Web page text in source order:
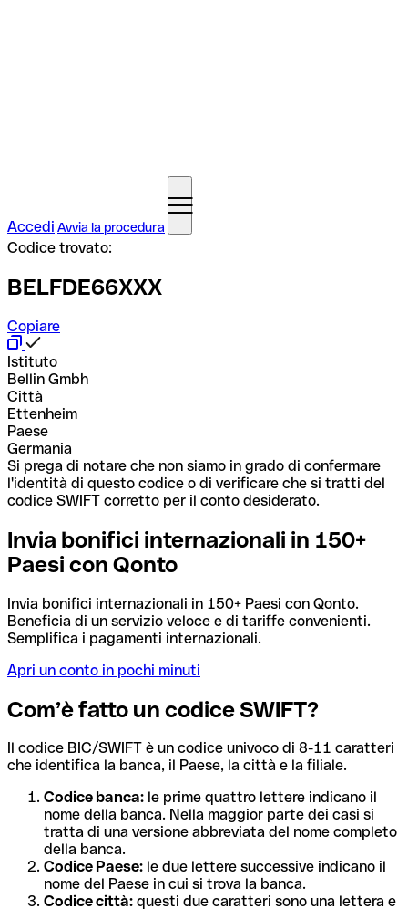
Accedi Avvia la procedura
Codice trovato:
BELFDE66XXX
Copiare
Istituto
Bellin Gmbh
Città
Ettenheim
Paese
Germania
Si prega di notare che non siamo in grado di confermare
l'identità di questo codice o di verificare che si tratti del
codice SWIFT corretto per il conto desiderato.
Invia bonifici internazionali in 150+
Paesi con Qonto
Invia bonifici internazionali in 150+ Paesi con Qonto.
Beneficia di un servizio veloce e di tariffe convenienti.
Semplifica i pagamenti internazionali.
Apri un conto in pochi minuti
Com’è fatto un codice SWIFT?
Il codice BIC/SWIFT è un codice univoco di 8-11 caratteri
che identifica la banca, il Paese, la città e la filiale.
Codice banca: le prime quattro lettere indicano il
nome della banca. Nella maggior parte dei casi si
tratta di una versione abbreviata del nome completo
della banca.
Codice Paese: le due lettere successive indicano il
nome del Paese in cui si trova la banca.
Codice città: questi due caratteri sono una lettera e